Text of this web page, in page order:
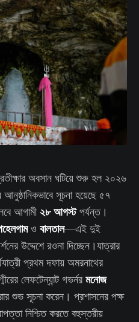
অবসান ঘটিয়ে শুরু হল ২০২৬
সূচনা হয়েছে ৫৭
আগামী২৮ আগস্টপর্যন্ত।
ও বালতাল—এই দুই
উদ্দেশে রওনা দিচ্ছেন।যাত্রার
প্রথম দফায় অমরনাথের
লেফটেন্যান্ট গভর্নর মনোজ
শুভ সূচনা করেন। প্রশাসনের পক্ষ
নিশ্চিত করতে বহুস্তরীয়